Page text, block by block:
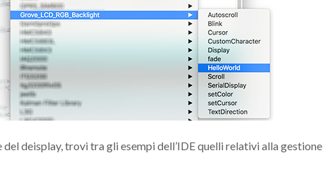
deisplay, trovi tra gli esempi dell’IDE quelli relativi alla gestione